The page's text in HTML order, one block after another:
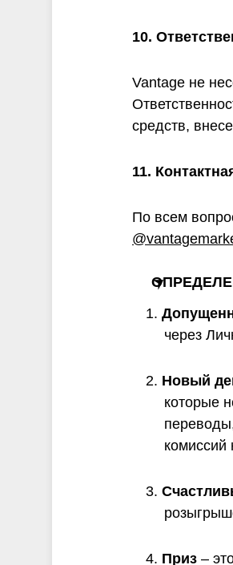
10.
Vantage не
средств,
11.
По всем
1.
через
2. Новый
которые
комиссий
3.
4. Приз –